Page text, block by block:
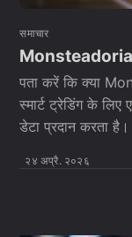
समाचार
Monsteadoria
पता करें कि क्या
स्मार्ट ट्रेडिंग के
डेटा प्रदान करता है।
२४ अप्रै. २०२६